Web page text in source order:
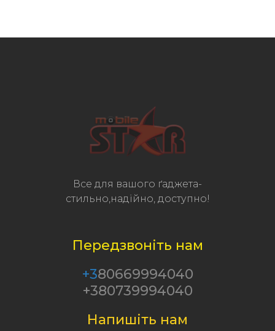
Все для вашого ґаджета-
стильно,надійно, доступно!
Передзвоніть нам
+380669994040
+380739994040
Напишіть нам